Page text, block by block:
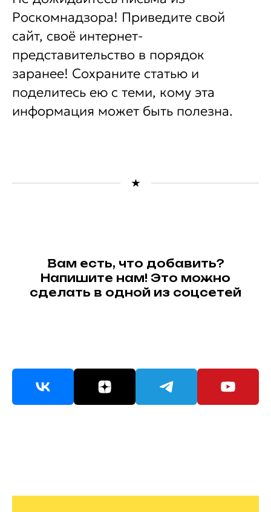
Роскомнадзора! Приведите свой
сайт, своё интернет-
представительство в порядок
заранее! Сохраните статью и
поделитесь ею с теми, кому эта
информация может быть полезна.
Вам есть, что добавить?
Напишите нам! Это можно
сделать в одной из соцсетей